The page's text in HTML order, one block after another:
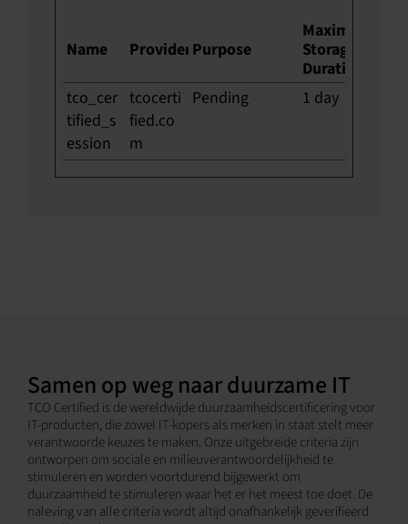
Name Provider Purpose
Maximum
Storage
Duration
tco_cer
tified_s
ession
tcocerti
fied.co
m
Pending 1 day
Samen op weg naar duurzame IT
TCO Certified is de wereldwijde duurzaamheidscertificering voor
IT-producten, die zowel IT-kopers als merken in staat stelt meer
verantwoorde keuzes te maken. Onze uitgebreide criteria zijn
ontworpen om sociale en milieuverantwoordelijkheid te
stimuleren en worden voortdurend bijgewerkt om
duurzaamheid te stimuleren waar het er het meest toe doet. De
naleving van alle criteria wordt altijd onafhankelijk geverifieerd